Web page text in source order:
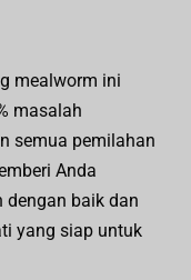
mealworm ini
masalah
semua pemilahan
Anda
dengan baik dan
yang siap untuk